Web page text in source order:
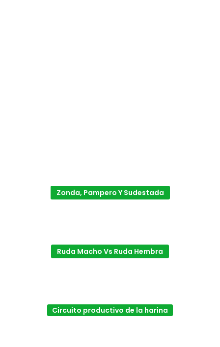
Zonda, Pampero Y Sudestada
Ruda Macho Vs Ruda Hembra
Circuito productivo de la harina